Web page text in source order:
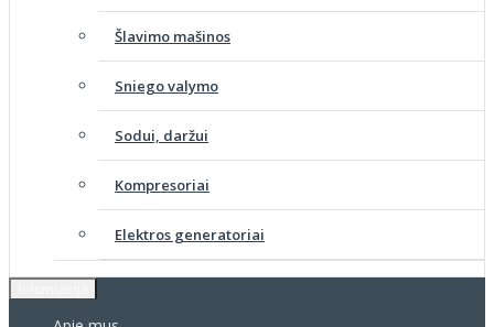
Šlavimo mašinos
Sniego valymo
Sodui, daržui
Kompresoriai
Elektros generatoriai